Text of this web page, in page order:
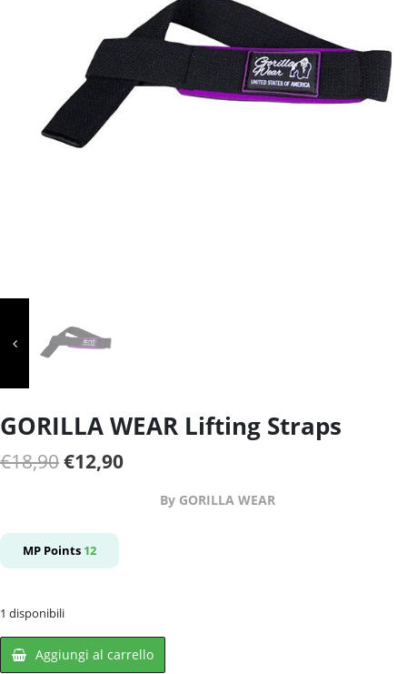
GORILLA WEAR Lifting Straps
€18,90Il
era:
€18,90.
€12,90Il
By GORILLA WEAR
MP Points 12
1 disponibili
Aggiungi al carrello